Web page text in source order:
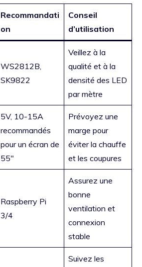
Recommandati
on
Conseil
d’utilisation
WS2812B,
SK9822
Veillez à la
qualité et à la
densité des LED
par mètre
5V, 10-15A
recommandés
pour un écran de
55″
Prévoyez une
marge pour
éviter la chauffe
et les coupures
Raspberry Pi
3/4
Assurez une
bonne
ventilation et
connexion
stable
Suivez les